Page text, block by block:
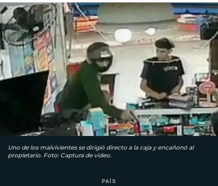
Uno de los malvivientes se dirigió directo a la caja y encañonó al
propietario. Foto: Captura de video.
PAÍS